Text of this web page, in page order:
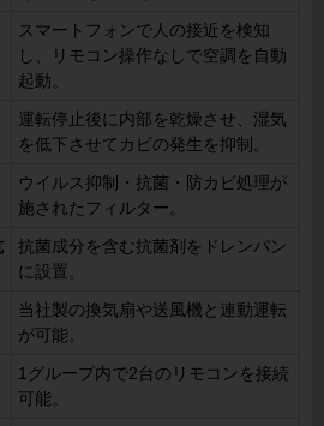
スマートフォンで人の接近を検知
し、リモコン操作なしで空調を自動
起動。
運転停止後に内部を乾燥させ、湿気
を低下させてカビの発生を抑制。
ウイルス抑制・抗菌・防カビ処理が
施されたフィルター。
抗菌成分を含む抗菌剤をドレンパン
に設置。
当社製の換気扇や送風機と連動運転
が可能。
1グループ内で2台のリモコンを接続
可能。